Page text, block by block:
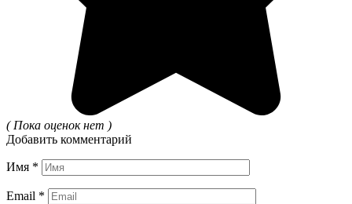
( Пока оценок нет )
Добавить комментарий
Имя *
Email *